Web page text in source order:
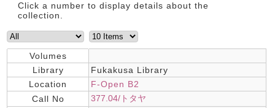
Click a number to display details about the
collection.
Volumes
Library
Fukakusa Library
Location
F-Open B2
Call No
377.04/トタヤ